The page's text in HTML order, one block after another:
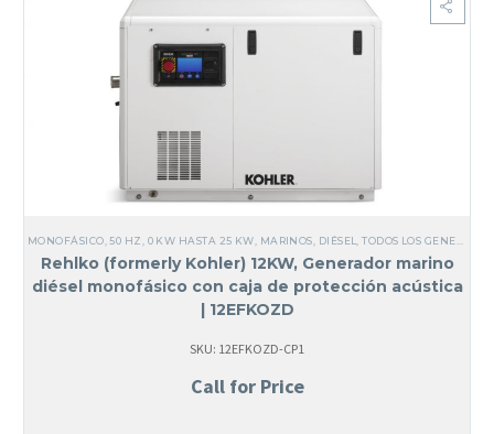
MONOFÁSICO,50 HZ, 0 KW HASTA 25 KW, MARINOS, DIÉSEL,TODOS LOS GENERADORES
Rehlko (formerly Kohler) 12KW, Generador marino
diésel monofásico con caja de protección acústica
| 12EFKOZD
SKU: 12EFKOZD-CP1
Call for Price